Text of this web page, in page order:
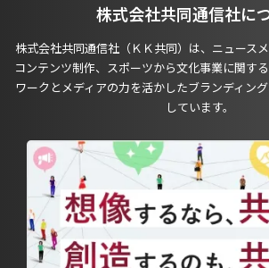
株式会社共同通信社に
株式会社共同通信社（ＫＫ共同）は、ニュース
コンテンツ制作、スポーツから文化事業に関す
ワークとメディアの力を活かしたブランディン
しています。